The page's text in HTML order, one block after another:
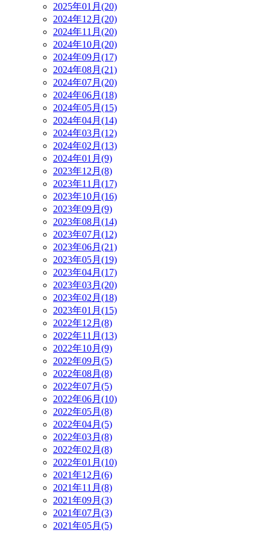
2025年01月(20)
2024年12月(20)
2024年11月(20)
2024年10月(20)
2024年09月(17)
2024年08月(21)
2024年07月(20)
2024年06月(18)
2024年05月(15)
2024年04月(14)
2024年03月(12)
2024年02月(13)
2024年01月(9)
2023年12月(8)
2023年11月(17)
2023年10月(16)
2023年09月(9)
2023年08月(14)
2023年07月(12)
2023年06月(21)
2023年05月(19)
2023年04月(17)
2023年03月(20)
2023年02月(18)
2023年01月(15)
2022年12月(8)
2022年11月(13)
2022年10月(9)
2022年09月(5)
2022年08月(8)
2022年07月(5)
2022年06月(10)
2022年05月(8)
2022年04月(5)
2022年03月(8)
2022年02月(8)
2022年01月(10)
2021年12月(6)
2021年11月(8)
2021年09月(3)
2021年07月(3)
2021年05月(5)